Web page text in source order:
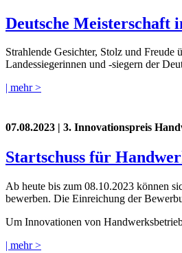
Deutsche Meisterschaft
Strahlende Gesichter, Stolz und
Landessiegerinnen und -siegern der
| mehr >
07.08.2023 | 3. Innovationspreis
Startschuss für
Ab heute bis zum 08.10.2023 können
bewerben. Die Einreichung der
Um Innovationen von
| mehr >